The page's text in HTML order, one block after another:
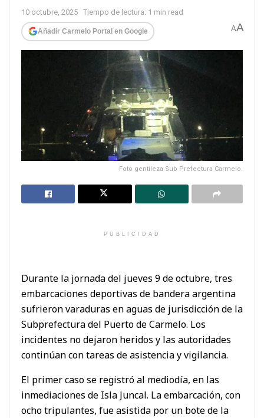
10 octubre, 2025 Tiempo de lectura: 1 min read
Añadir Carmelo Portal en Google AA
Foto gentileza Sub Prefectura Carmelo.
PUBLICIDAD
Durante la jornada del jueves 9 de octubre, tres
embarcaciones deportivas de bandera argentina
sufrieron varaduras en aguas de jurisdicción de la
Subprefectura del Puerto de Carmelo. Los
incidentes no dejaron heridos y las autoridades
continúan con tareas de asistencia y vigilancia.
El primer caso se registró al mediodía, en las
inmediaciones de Isla Juncal. La embarcación, con
ocho tripulantes, fue asistida por un bote de la